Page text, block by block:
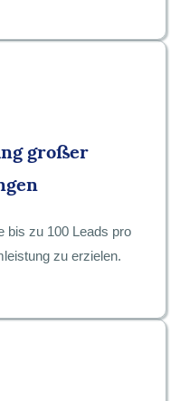
großer
bis zu 100 Leads pro
zu erzielen.